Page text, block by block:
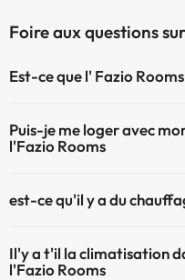
Foire aux questions
Est-ce que l' Fazio
Puis-je me loger avec
l'Fazio Rooms
est-ce qu'il y a du
Il'y a t'il la climatisation
l'Fazio Rooms